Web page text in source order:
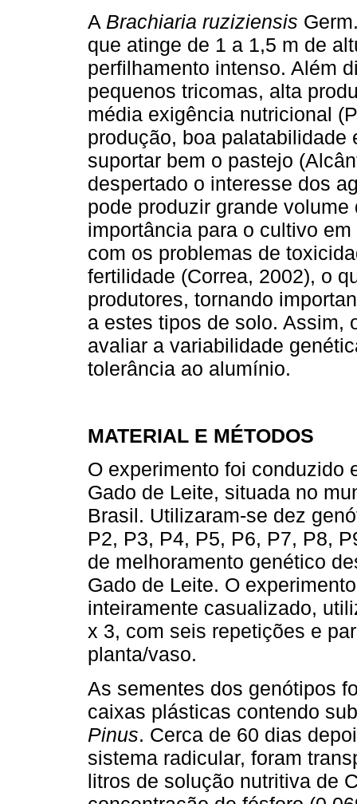
A Brachiaria ruziziensis
que atinge de 1 a 1,5 m de
perfilhamento intenso. Além
pequenos tricomas, alta
média exigência nutricional
produção, boa
suportar bem o pastejo
despertado o interesse dos
pode produzir grande
importância para o cultivo
com os problemas de
fertilidade (Correa, 2002), o
produtores, tornando
a estes tipos de solo. Assim,
avaliar a variabilidade
tolerância ao alumínio.
MATERIAL E MÉTODOS
O experimento foi conduzido
Gado de Leite, situada no
Brasil. Utilizaram-se dez
P2, P3, P4, P5, P6, P7, P8,
de melhoramento genético
Gado de Leite. O
inteiramente casualizado,
x 3, com seis repetições e
planta/vaso.
As sementes dos genótipos
caixas plásticas contendo
Pinus. Cerca de 60 dias
sistema radicular, foram
litros de solução nutritiva de